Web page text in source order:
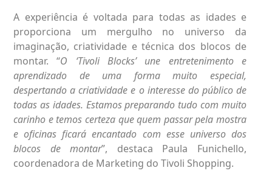
A experiência é voltada para todas as idades e
proporciona um mergulho no universo da
imaginação, criatividade e técnica dos blocos de
montar. “O ‘Tivoli Blocks’ une entretenimento e
aprendizado de uma forma muito especial,
despertando a criatividade e o interesse do público de
todas as idades. Estamos preparando tudo com muito
carinho e temos certeza que quem passar pela mostra
e oficinas ficará encantado com esse universo dos
blocos de montar”, destaca Paula Funichello,
coordenadora de Marketing do Tivoli Shopping.